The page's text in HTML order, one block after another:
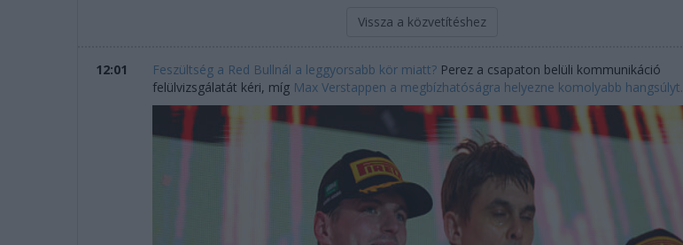
Vissza a közvetítéshez
12:01 Feszültség a Red Bullnál a leggyorsabb kör miatt?Perez a csapaton belüli kommunikáció
felülvizsgálatát kéri, míg Max Verstappen a megbízhatóságra helyezne komolyabb hangsúlyt.